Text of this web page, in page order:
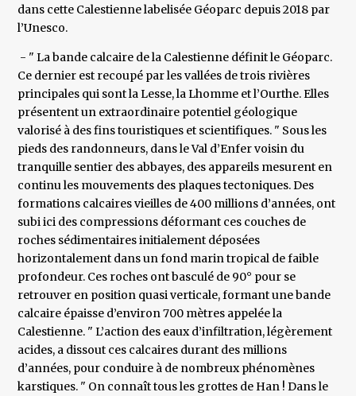
dans cette Calestienne labelisée Géoparc depuis 2018 par
l’Unesco.
- " La bande calcaire de la Calestienne définit le Géoparc.
Ce dernier est recoupé par les vallées de trois rivières
principales qui sont la Lesse, la Lhomme et l’Ourthe. Elles
présentent un extraordinaire potentiel géologique
valorisé à des fins touristiques et scientifiques. " Sous les
pieds des randonneurs, dans le Val d’Enfer voisin du
tranquille sentier des abbayes, des appareils mesurent en
continu les mouvements des plaques tectoniques. Des
formations calcaires vieilles de 400 millions d’années, ont
subi ici des compressions déformant ces couches de
roches sédimentaires initialement déposées
horizontalement dans un fond marin tropical de faible
profondeur. Ces roches ont basculé de 90° pour se
retrouver en position quasi verticale, formant une bande
calcaire épaisse d’environ 700 mètres appelée la
Calestienne. " L’action des eaux d’infiltration, légèrement
acides, a dissout ces calcaires durant des millions
d’années, pour conduire à de nombreux phénomènes
karstiques. " On connaît tous les grottes de Han ! Dans le